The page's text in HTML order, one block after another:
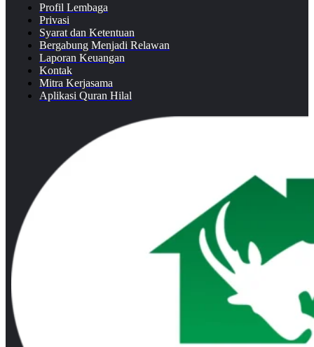
Profil Lembaga
Privasi
Syarat dan Ketentuan
Bergabung Menjadi Relawan
Laporan Keuangan
Kontak
Mitra Kerjasama
Aplikasi Quran Hilal